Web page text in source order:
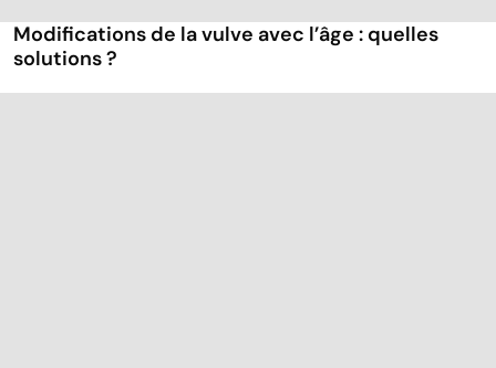
Modifications de la vulve avec l’âge : quelles
solutions ?